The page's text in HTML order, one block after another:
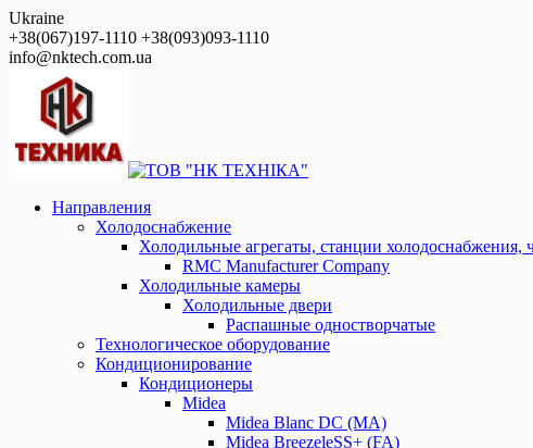
Перейти
к
контенту
Ukraine
+38(067)197-1110 +38(093)093-1110
info@nktech.com.ua
Направления
Холодоснабжение
Холодильные агрегаты, станции холодоснабжения,
RMC Manufacturer Company
Холодильные камеры
Холодильные двери
Распашные одностворчатые
Технологическое оборудование
Кондиционирование
Кондиционеры
Midea
Midea Blanc DС (MA)
Midea BreezeleSS+ (FA)